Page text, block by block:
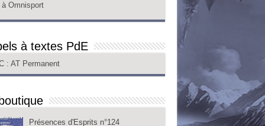
à Omnisport
à textes PdE
: AT Permanent
Présences d'Esprits n°124